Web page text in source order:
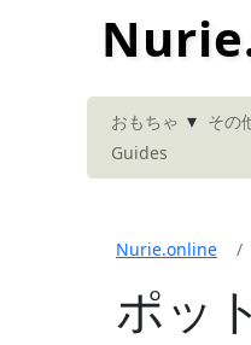
おもちゃ ▾ その
Guides
Nurie.online
ポッ